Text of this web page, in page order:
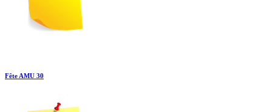
Fête AMU 30